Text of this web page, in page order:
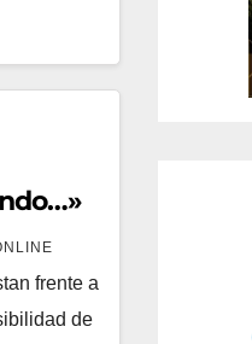
frente a
de